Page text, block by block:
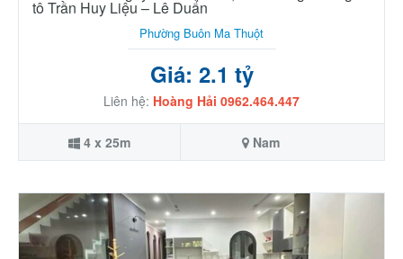
tô Trần Huy Liệu – Lê Duẩn
Phường Buôn Ma Thuột
Giá: 2.1 tỷ
Liên hệ: Hoàng Hải 0962.464.447
4 x 25m Nam